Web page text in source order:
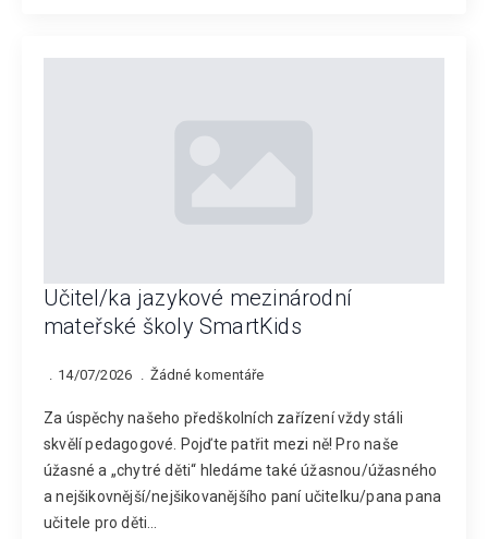
Učitel/ka jazykové mezinárodní
mateřské školy SmartKids
14/07/2026 Žádné komentáře
Za úspěchy našeho předškolních zařízení vždy stáli
skvělí pedagogové. Pojďte patřit mezi ně! Pro naše
úžasné a „chytré děti“ hledáme také úžasnou/úžasného
a nejšikovnější/nejšikovanějšího paní učitelku/pana pana
učitele pro děti…